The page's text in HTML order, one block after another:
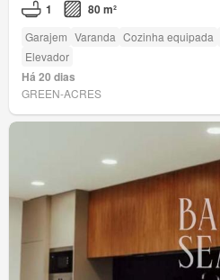
1 80 m²
Garajem Varanda Cozinha equipada
Elevador
Há 20 dias
GREEN-ACRES